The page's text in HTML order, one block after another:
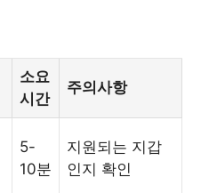
소요
시간
주의사항
5-
10분
지원되는 지갑
인지 확인